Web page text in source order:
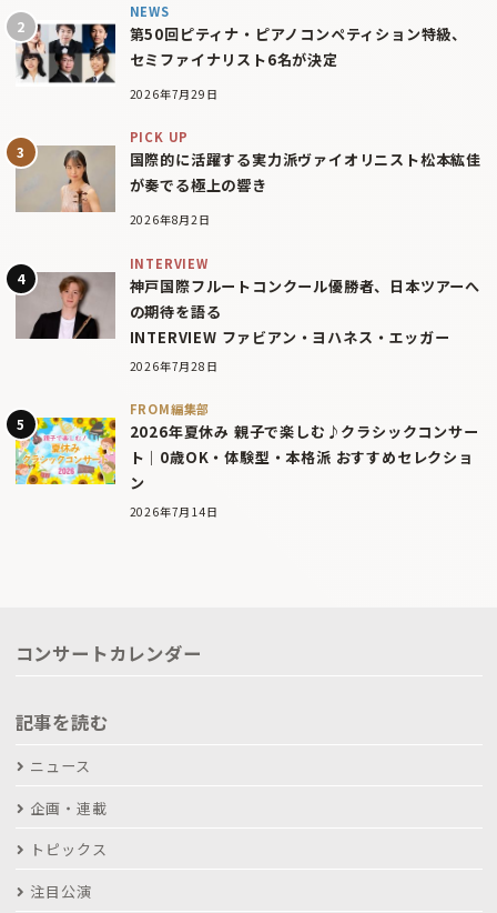
NEWS
第50回ピティナ・ピアノコンペティション特級、
セミファイナリスト6名が決定
2026年7月29日
PICK UP
国際的に活躍する実力派ヴァイオリニスト松本紘佳
が奏でる極上の響き
2026年8月2日
INTERVIEW
神戸国際フルートコンクール優勝者、日本ツアーへ
の期待を語る
INTERVIEW ファビアン・ヨハネス・エッガー
2026年7月28日
FROM編集部
2026年夏休み 親子で楽しむ♪クラシックコンサー
ト｜0歳OK・体験型・本格派 おすすめセレクショ
ン
2026年7月14日
コンサートカレンダー
記事を読む
ニュース
企画・連載
トピックス
注目公演